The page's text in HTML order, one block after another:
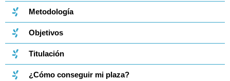
Metodología
Objetivos
Titulación
¿Cómo conseguir mi plaza?